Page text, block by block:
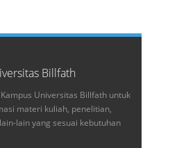
Billfath
Universitas Billfath untuk
materi kuliah, penelitian,
lain yang sesuai kebutuhan